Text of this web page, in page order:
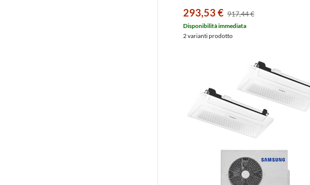
293,53 € 917,44 €
Disponibilità immediata
2 varianti prodotto